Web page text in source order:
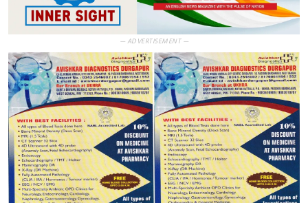
— ADVERTISEMENT —